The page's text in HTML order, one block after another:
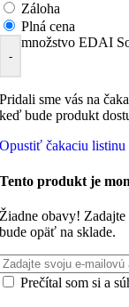
Záloha
Plná cena
-
množstvo EDAI
Pridali sme vás na
keď bude produkt
Opustiť čakaciu listinu
Tento produkt je
Žiadne obavy!
bude opäť na sklade.
Prečítal som si a